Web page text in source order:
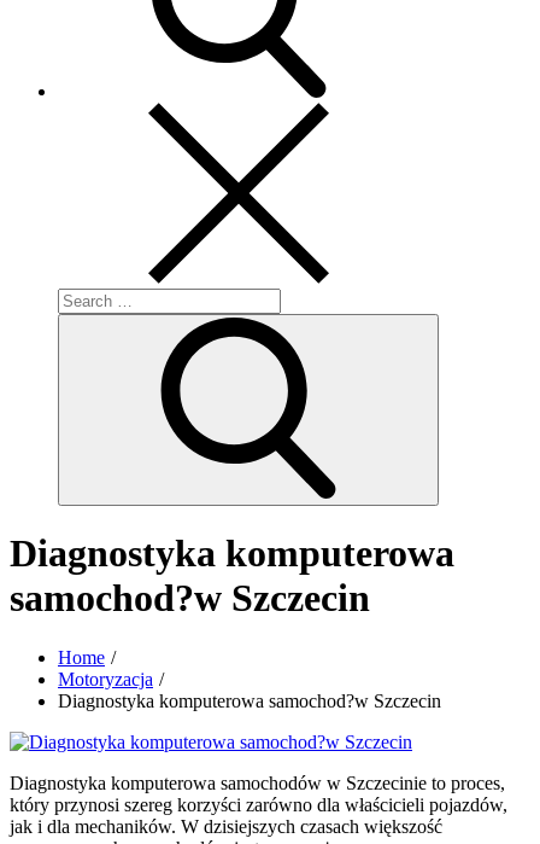
Search
for:
Diagnostyka komputerowa
samochod?w Szczecin
Home
Motoryzacja
Diagnostyka komputerowa samochod?w Szczecin
Diagnostyka komputerowa samochodów w Szczecinie to proces,
który przynosi szereg korzyści zarówno dla właścicieli pojazdów,
jak i dla mechaników. W dzisiejszych czasach większość